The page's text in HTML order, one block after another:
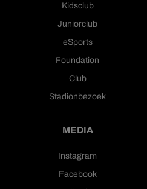
Kidsclub
Juniorclub
eSports
Foundation
Club
Stadionbezoek
MEDIA
Instagram
Facebook